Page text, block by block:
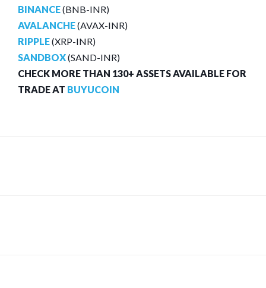
BINANCE(BNB-INR)
AVALANCHE(AVAX-INR)
RIPPLE(XRP-INR)
SANDBOX(SAND-INR)
CHECK MORE THAN 130+ ASSETS AVAILABLE FOR
TRADE AT BUYUCOIN